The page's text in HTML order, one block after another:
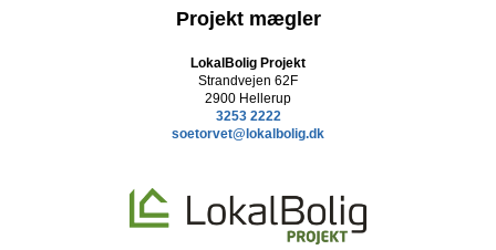
Projekt mægler
LokalBolig Projekt
Strandvejen 62F
2900 Hellerup
3253 2222
soetorvet@lokalbolig.dk